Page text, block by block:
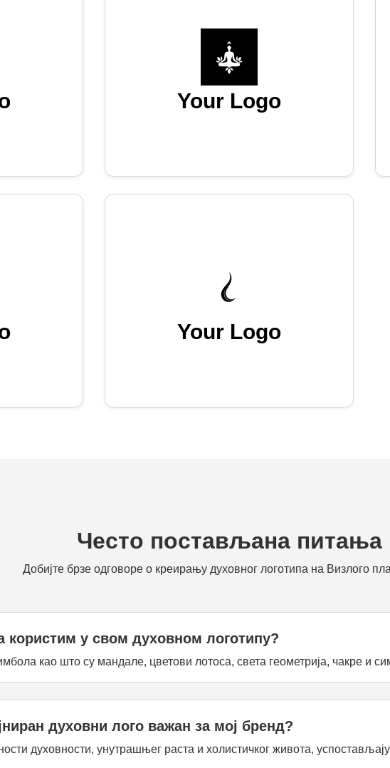
Your Logo
Your Logo
Често постављана питања
Добијте брзе одговоре о креирању духовног логотипа на Визлого
користим у свом духовном логотипу?
као што су мандале, цветови лотоса, света геометрија, чакре и
духовни лого важан за мој бренд?
духовности, унутрашњег раста и холистичког живота,